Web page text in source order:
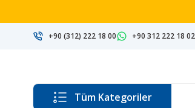
+90 (312) 222 18 00 +90 312 222 18 02
Tüm Kategoriler